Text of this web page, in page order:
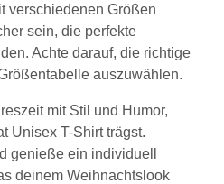
verschiedenen Größen
sein, die perfekte
Achte darauf, die richtige
auszuwählen.
mit Stil und Humor,
Unisex T-Shirt trägst.
genieße ein individuell
deinem Weihnachtslook